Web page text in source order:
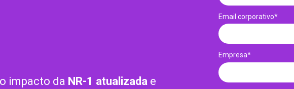
impacto da NR-1 atualizada e
Email corporativo*
Empresa*